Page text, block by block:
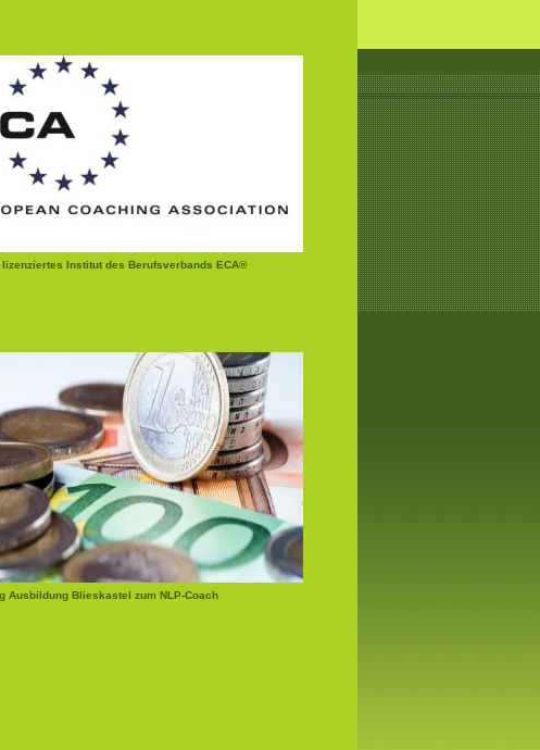
Institut des Berufsverbands ECA®
Ausbildung Blieskastel zum NLP-Coach